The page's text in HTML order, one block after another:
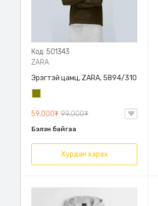
Код: 501343
ZARA
Эрэгтэй цамц, ZARA, 5894/310
59,000₮ 99,000₮
Бэлэн байгаа
Хурдан харах